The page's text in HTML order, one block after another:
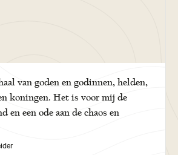
van goden en godinnen, helden,
koningen. Het is voor mij de
en een ode aan de chaos en